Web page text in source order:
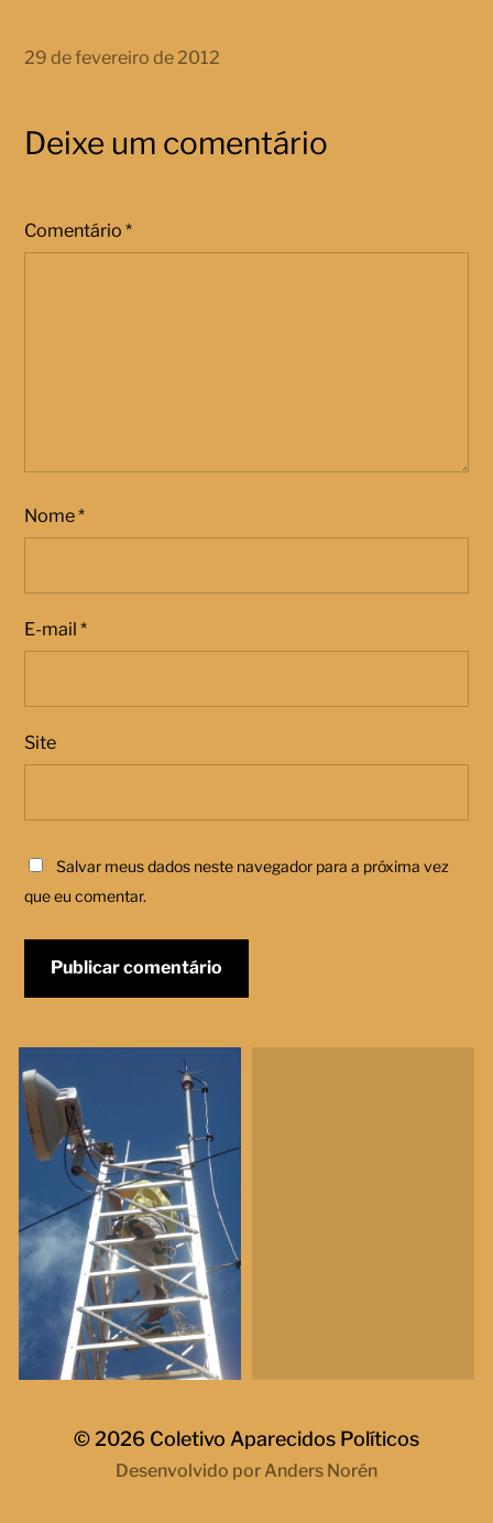
29 de fevereiro de 2012
Deixe um comentário
Comentário*
Nome*
E-mail*
Site
Salvar meus dados neste navegador para a próxima vez
que eu comentar.
© 2026 Coletivo Aparecidos Políticos
Desenvolvido porAnders Norén